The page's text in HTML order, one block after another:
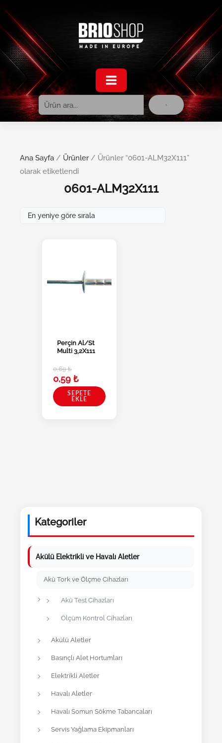
İçeriğe
atla
Kategoriler
Akülü Elektrikli ve Havalı Aletler
Akü Tork ve Ölçme Cihazları
Akü Test Cihazları
Ölçüm Kontrol Cihazları
Akülü Aletler
Basınçlı Alet Hortumları
Elektrikli Aletler
Havalı Aletler
Havalı Somun Sökme Tabancaları
Servis Yağlama Ekipmanları
Ana Sayfa / Ürünler/ Ürünler “0601-ALM32X111”
olarak etiketlendi
0601-ALM32X111
Perçin Al/St
Multi 3,2X111
0,69₺
0,59 ₺
SEPETE
EKLE